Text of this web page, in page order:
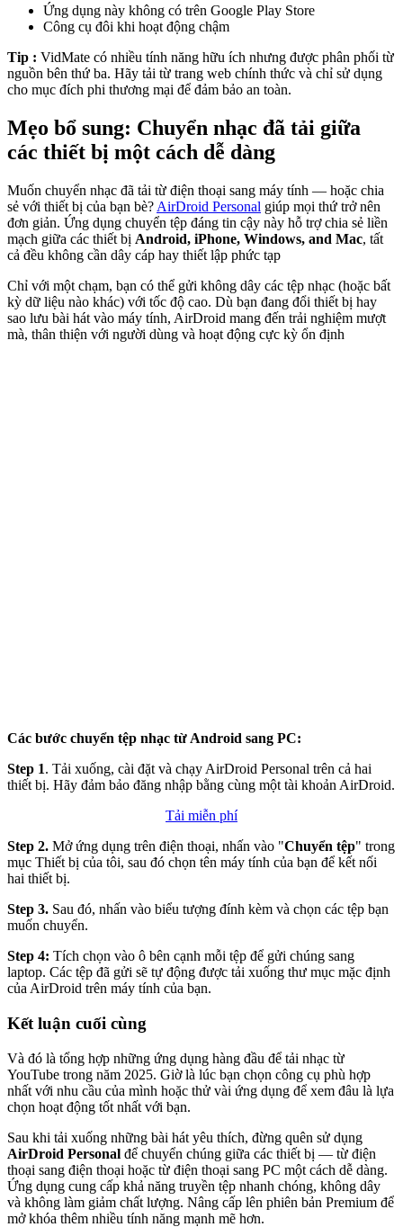
Ứng dụng này không có trên Google Play Store
Công cụ đôi khi hoạt động chậm
Tip : VidMate có nhiều tính năng hữu ích nhưng được phân phối từ
nguồn bên thứ ba. Hãy tải từ trang web chính thức và chỉ sử dụng
cho mục đích phi thương mại để đảm bảo an toàn.
Mẹo bổ sung: Chuyển nhạc đã tải giữa
các thiết bị một cách dễ dàng
Muốn chuyển nhạc đã tải từ điện thoại sang máy tính — hoặc chia
sẻ với thiết bị của bạn bè? AirDroid Personal giúp mọi thứ trở nên
đơn giản. Ứng dụng chuyển tệp đáng tin cậy này hỗ trợ chia sẻ liền
mạch giữa các thiết bị Android, iPhone, Windows, and Mac, tất
cả đều không cần dây cáp hay thiết lập phức tạp
Chỉ với một chạm, bạn có thể gửi không dây các tệp nhạc (hoặc bất
kỳ dữ liệu nào khác) với tốc độ cao. Dù bạn đang đổi thiết bị hay
sao lưu bài hát vào máy tính, AirDroid mang đến trải nghiệm mượt
mà, thân thiện với người dùng và hoạt động cực kỳ ổn định
Các bước chuyển tệp nhạc từ Android sang PC:
Step 1. Tải xuống, cài đặt và chạy AirDroid Personal trên cả hai
thiết bị. Hãy đảm bảo đăng nhập bằng cùng một tài khoản AirDroid.
Tải miễn phí
Step 2. Mở ứng dụng trên điện thoại, nhấn vào "Chuyển tệp" trong
mục Thiết bị của tôi, sau đó chọn tên máy tính của bạn để kết nối
hai thiết bị.
Step 3. Sau đó, nhấn vào biểu tượng đính kèm và chọn các tệp bạn
muốn chuyển.
Step 4: Tích chọn vào ô bên cạnh mỗi tệp để gửi chúng sang
laptop. Các tệp đã gửi sẽ tự động được tải xuống thư mục mặc định
của AirDroid trên máy tính của bạn.
Kết luận cuối cùng
Và đó là tổng hợp những ứng dụng hàng đầu để tải nhạc từ
YouTube trong năm 2025. Giờ là lúc bạn chọn công cụ phù hợp
nhất với nhu cầu của mình hoặc thử vài ứng dụng để xem đâu là lựa
chọn hoạt động tốt nhất với bạn.
Sau khi tải xuống những bài hát yêu thích, đừng quên sử dụng
AirDroid Personal để chuyển chúng giữa các thiết bị — từ điện
thoại sang điện thoại hoặc từ điện thoại sang PC một cách dễ dàng.
Ứng dụng cung cấp khả năng truyền tệp nhanh chóng, không dây
và không làm giảm chất lượng. Nâng cấp lên phiên bản Premium để
mở khóa thêm nhiều tính năng mạnh mẽ hơn.